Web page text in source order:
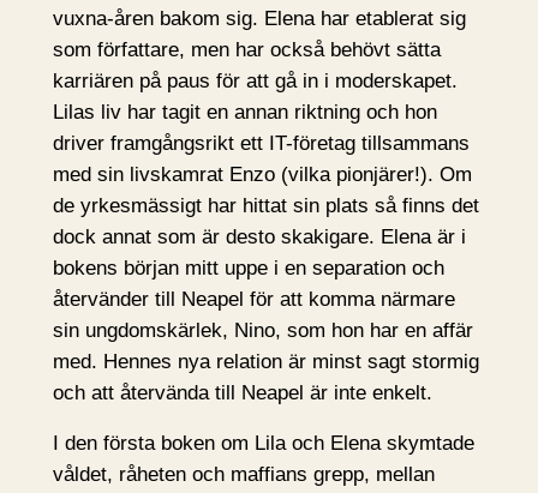
vuxna-åren bakom sig. Elena har etablerat sig
som författare, men har också behövt sätta
karriären på paus för att gå in i moderskapet.
Lilas liv har tagit en annan riktning och hon
driver framgångsrikt ett IT-företag tillsammans
med sin livskamrat Enzo (vilka pionjärer!). Om
de yrkesmässigt har hittat sin plats så finns det
dock annat som är desto skakigare. Elena är i
bokens början mitt uppe i en separation och
återvänder till Neapel för att komma närmare
sin ungdomskärlek, Nino, som hon har en affär
med. Hennes nya relation är minst sagt stormig
och att återvända till Neapel är inte enkelt.
I den första boken om Lila och Elena skymtade
våldet, råheten och maffians grepp, mellan